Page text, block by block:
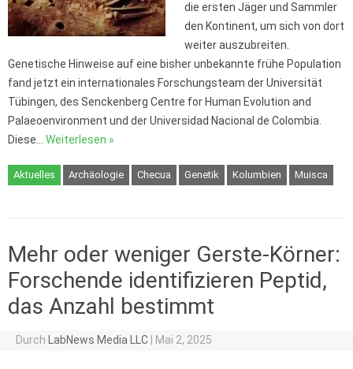
die ersten Jäger und Sammler
den Kontinent, um sich von dort
weiter auszubreiten.
Genetische Hinweise auf eine bisher unbekannte frühe Population
fand jetzt ein internationales Forschungsteam der Universität
Tübingen, des Senckenberg Centre for Human Evolution and
Palaeoenvironment und der Universidad Nacional de Colombia.
Diese… Weiterlesen »
Aktuelles Archäologie Checua Genetik Kolumbien Muisca
Mehr oder weniger Gerste-Körner:
Forschende identifizieren Peptid,
das Anzahl bestimmt
Durch LabNews Media LLC Mai 2, 2025